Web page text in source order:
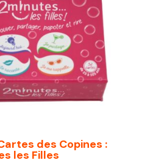
des Copines :
les Filles